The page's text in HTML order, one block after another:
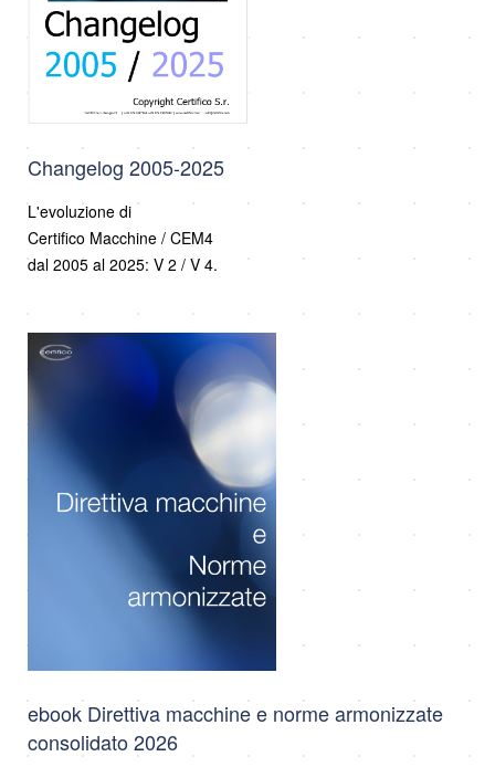
Changelog 2005-2025
L'evoluzione di
Certifico Macchine / CEM4
dal 2005 al 2025: V 2 / V 4.
ebook Direttiva macchine e norme armonizzate
consolidato 2026